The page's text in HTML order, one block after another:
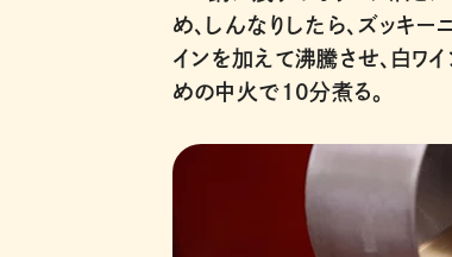
め、しんなりしたら、ズッキ
インを加えて沸騰させ、白ワ
めの中火で10分煮る。